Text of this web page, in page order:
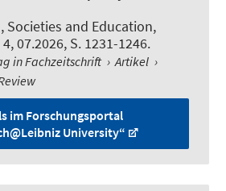
Societies and Education,
07.2026, S. 1231-1246.
in Fachzeitschrift › Artikel ›
im Forschungsportal
University“